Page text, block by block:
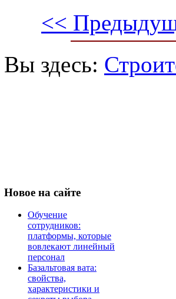
<<
Вы здесь:
Новое на сайте
Обучение
сотрудников:
платформы, которые
вовлекают линейный
персонал
Базальтовая вата:
свойства,
характеристики и